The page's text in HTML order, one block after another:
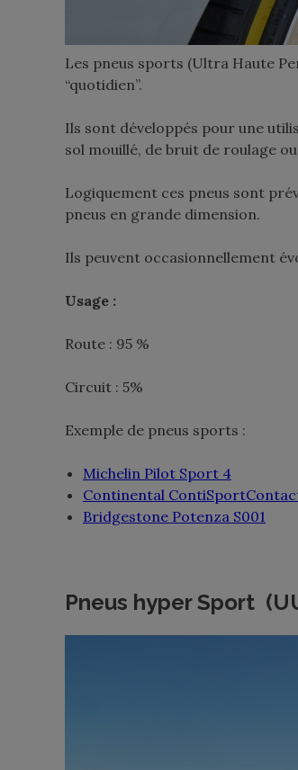
Les pneus sports (Ultra Haute
“quotidien”.
Ils sont développés pour une
sol mouillé, de bruit de roulage
Logiquement ces pneus sont
pneus en grande dimension.
Ils peuvent occasionnellement
Usage :
Route : 95 %
Circuit : 5%
Exemple de pneus sports :
Michelin Pilot Sport 4
Continental
Bridgestone Potenza S001
Pneus hyper Sport